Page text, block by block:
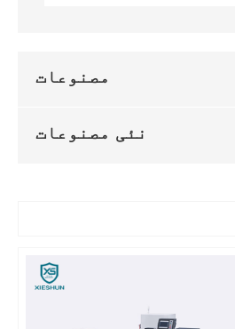
مصنوعات
نئی مصنوعات